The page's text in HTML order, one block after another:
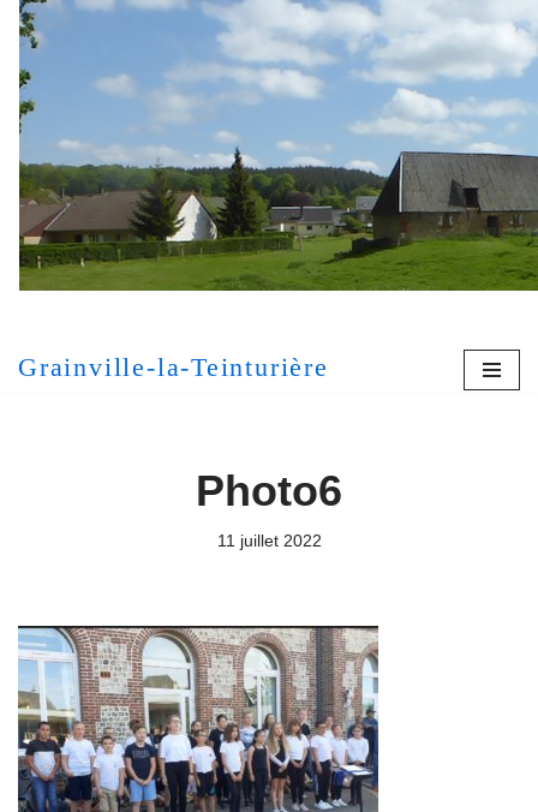
Aller
au
contenu
Grainville-la-Teinturière
Photo6
11 juillet 2022